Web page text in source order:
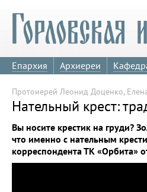
Епархия Архиереи
Протоиерей Леонид Доценко,
Нательный крест:
Вы носите крестик на груди?
что именно с нательным
корреспондента ТК «Орбита»